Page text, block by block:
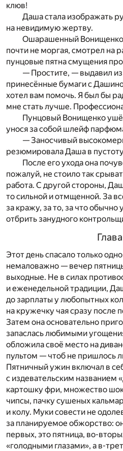
клюв!
Даша стала изображать
на невидимую жертву.
Ошарашенный Вонищенко
почти не моргая, смотрел на
пунцовые пятна смущения
— Простите, — выдавил из
принесённые бумаги с
хотел вам помочь. Я был бы
мне стать лучше.
Пунцовый Вонищенко
унося за собой шлейф
— Заносчивый
резюмировала Даша в
После его ухода она
пожалуй, не стоило так
работа. С другой стороны,
то сильной и отмщенной. За
за кражу, за то, за что обычно
отбрить занудного
Этот день спасало только
немаловажно — вечер
выходные. Не в силах
и еженедельной традиции,
до зарплаты у любопытных
на кружечку чая сразу после
Затем она основательно
запаслась любимыми
обложила своё место на
пультом — чтоб не пришлось
Пятничный ужин включал в
с издевательским названием
картошку фри, множество
чипсы, пачку сушеных
и колу. Муки совести не
за планируемое обжорство:
первых, это пятница, во-
«голодными глазами», а в-